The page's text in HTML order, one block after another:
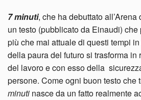
7 minuti, che ha debuttato
un testo (pubblicato da Einaudi)
più che mai attuale di questi tempi
della paura del futuro si trasforma
del lavoro e con esso della
persone. Come ogni buon testo che
minuti nasce da un fatto realmente